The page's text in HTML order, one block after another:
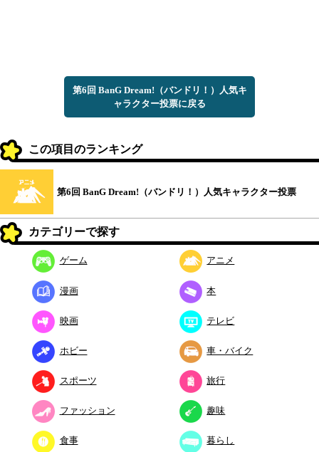
第6回 BanG Dream!（バンドリ！）人気キ
ャラクター投票に戻る
この項目のランキング
第6回 BanG Dream!（バンドリ！）人気キャラクター投票
カテゴリーで探す
ゲーム アニメ
漫画 本
映画 テレビ
ホビー 車・バイク
スポーツ 旅行
ファッション 趣味
食事 暮らし